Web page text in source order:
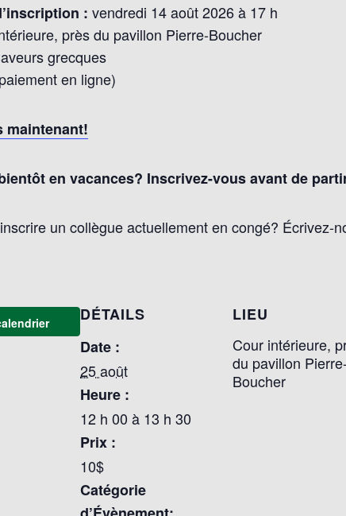
: vendredi 14 août 2026 à 17 h
près du pavillon Pierre-Boucher
grecques
en ligne)
maintenant!
en vacances? Inscrivez-vous avant de
un collègue actuellement en congé? Écrivez-
DÉTAILS
Date :
25 août
Heure :
12 h 00 à 13 h 30
Prix :
10$
Catégorie
LIEU
Cour intérieure,
du pavillon Pierre-
Boucher